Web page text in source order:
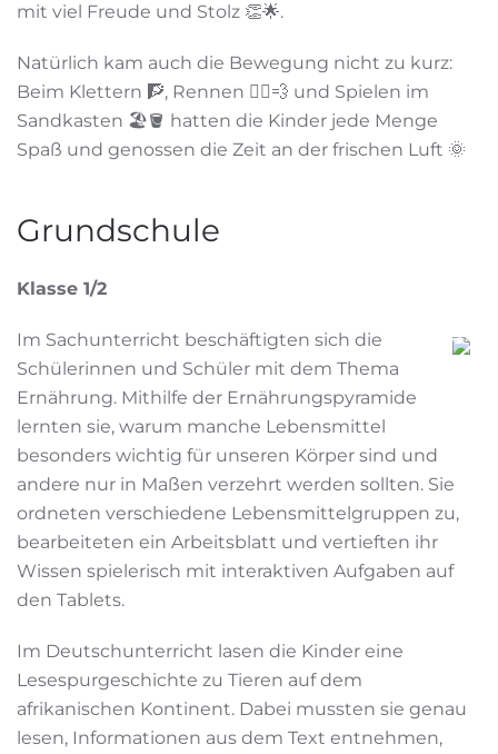
mit viel Freude und Stolz 👏🌟.
Natürlich kam auch die Bewegung nicht zu kurz:
Beim Klettern 🧗, Rennen 🏃‍♀️💨 und Spielen im
Sandkasten 🏖️🪣 hatten die Kinder jede Menge
Spaß und genossen die Zeit an der frischen Luft 🌞
Grundschule
Klasse 1/2
Im Sachunterricht beschäftigten sich die
Schülerinnen und Schüler mit dem Thema
Ernährung. Mithilfe der Ernährungspyramide
lernten sie, warum manche Lebensmittel
besonders wichtig für unseren Körper sind und
andere nur in Maßen verzehrt werden sollten. Sie
ordneten verschiedene Lebensmittelgruppen zu,
bearbeiteten ein Arbeitsblatt und vertieften ihr
Wissen spielerisch mit interaktiven Aufgaben auf
den Tablets.
Im Deutschunterricht lasen die Kinder eine
Lesespurgeschichte zu Tieren auf dem
afrikanischen Kontinent. Dabei mussten sie genau
lesen, Informationen aus dem Text entnehmen,